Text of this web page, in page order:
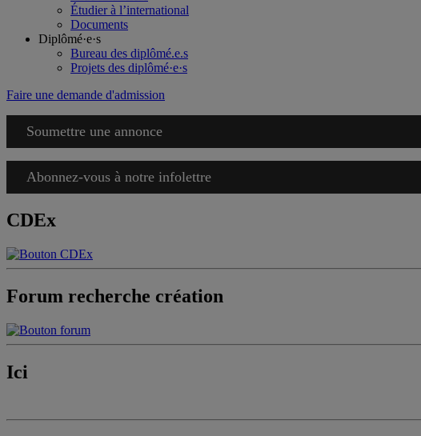
Étudier à l’international
Documents
Diplômé·e·s
Bureau des diplômé.e.s
Projets des diplômé·e·s
Faire une demande d'admission
Soumettre une annonce
Abonnez-vous à notre infolettre
CDEx
Forum recherche création
Ici